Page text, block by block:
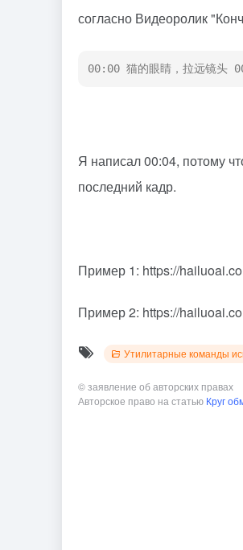
согласно Видеоролик
00:00 猫的眼睛，拉远镜头
Я написал 00:04, потому
последний кадр.
Пример 1: https://
Пример 2: https://
Утилитарные команды
©заявление об авторских правах
Авторское право на статью Круг